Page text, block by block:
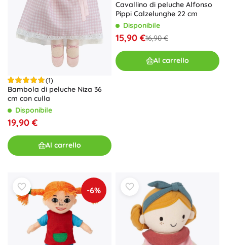
(1)
Bambola di peluche Niza 36
cm con culla
Disponibile
19,90 €
Al carrello
Cavallino di peluche Alfonso
Pippi Calzelunghe 22 cm
Disponibile
15,90 €16,90 €
Al carrello
-6%